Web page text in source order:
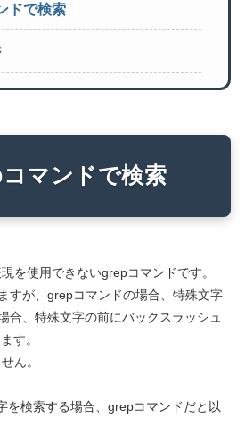
ドで検索
マンドで検索
を使用できないgrepコマンドです。
すが、grepコマンドの場合、特殊文字
合、特殊文字の前にバックスラッシュ
す。
ん。
を検索する場合、grepコマンドだと以